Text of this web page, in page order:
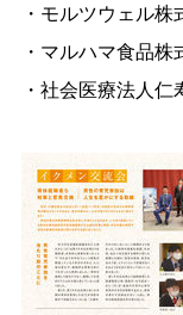
・モルツウェル株
・マルハマ食品株
・社会医療法人仁